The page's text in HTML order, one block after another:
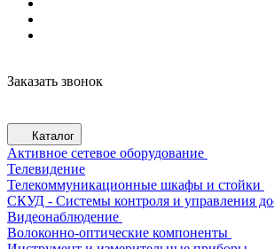
Заказать звонок
Каталог
Активное сетевое оборудование
Телевидение
Телекоммуникационные шкафы и стойки
СКУД - Системы контроля и управления
Видеонаблюдение
Волоконно-оптические компоненты